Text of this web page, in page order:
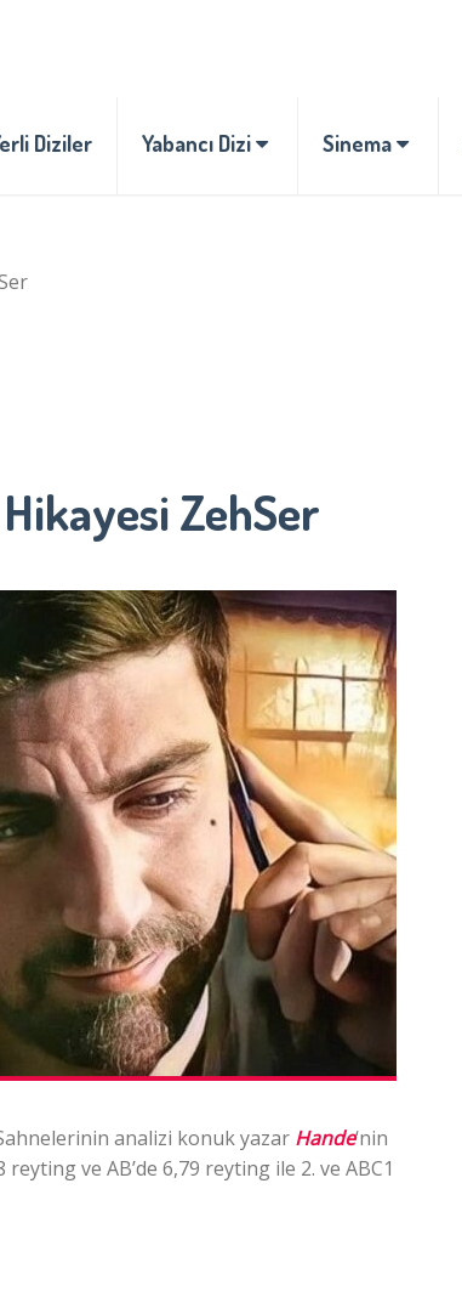
Diziler Yabancı Dizi Sinema
ZehSer
analizi konuk yazar Hande‘nin
ve AB’de 6,79 reyting ile 2. ve ABC1